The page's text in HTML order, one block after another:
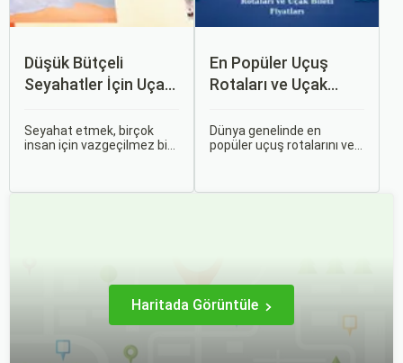
Düşük Bütçeli
Seyahatler İçin Uçak
Seyahat etmek, birçok
insan için vazgeçilmez bir
En Popüler Uçuş
Rotaları ve Uçak
Dünya genelinde en
popüler uçuş rotalarını ve
ilişkiler bulunmaktadır.
Haritada Görüntüle